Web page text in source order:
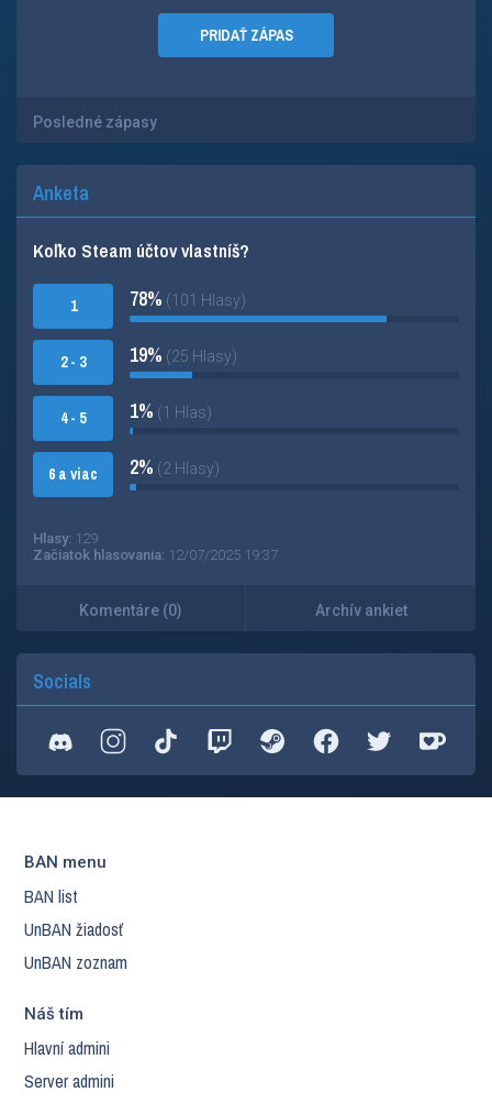
PRIDAŤ ZÁPAS
Posledné zápasy
Anketa
Koľko Steam účtov vlastníš?
1
2 - 3
4 - 5
6 a viac
78% (101 Hlasy)
19% (25 Hlasy)
1% (1 Hlas)
2% (2 Hlasy)
Hlasy: 129
Začiatok hlasovania: 12/07/2025 19:37
Komentáre (0) Archív ankiet
Socials
BAN menu
BAN list
UnBAN žiadosť
UnBAN zoznam
Náš tím
Hlavní admini
Server admini